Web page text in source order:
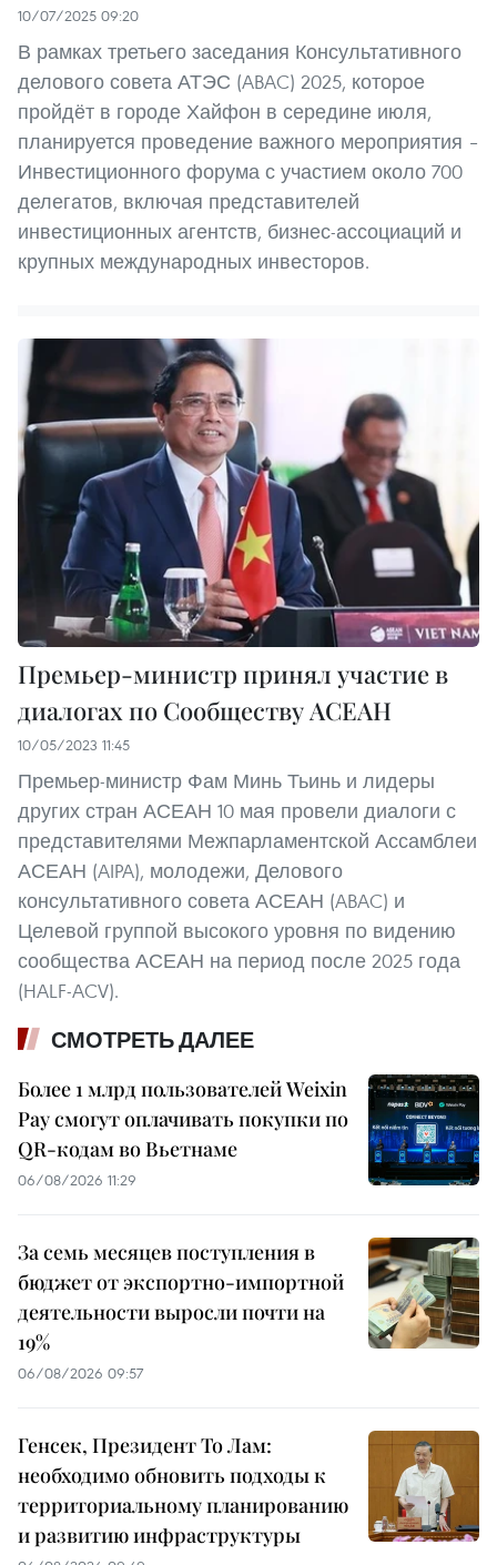
10/07/2025 09:20
В рамках третьего заседания Консультативного
делового совета АТЭС (ABAC) 2025, которое
пройдёт в городе Хайфон в середине июля,
планируется проведение важного мероприятия –
Инвестиционного форума с участием около 700
делегатов, включая представителей
инвестиционных агентств, бизнес-ассоциаций и
крупных международных инвесторов.
Премьер-министр принял участие в
диалогах по Cообществу АСЕАН
10/05/2023 11:45
Премьер-министр Фам Минь Тьинь и лидеры
других стран АСЕАН 10 мая провели диалоги с
представителями Межпарламентской Ассамблеи
АСЕАН (AIPA), молодежи, Делового
консультативного совета АСЕАН (ABAC) и
Целевой группой высокого уровня по видению
сообщества АСЕАН на период после 2025 года
(HALF-ACV).
СМОТРЕТЬ ДАЛЕЕ
Более 1 млрд пользователей Weixin
Pay смогут оплачивать покупки по
QR-кодам во Вьетнаме
06/08/2026 11:29
За семь месяцев поступления в
бюджет от экспортно-импортной
деятельности выросли почти на
19%
06/08/2026 09:57
Генсек, Президент То Лам:
необходимо обновить подходы к
территориальному планированию
и развитию инфраструктуры